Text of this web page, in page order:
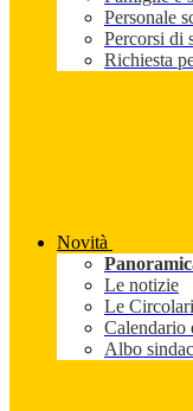
Personale
Percorsi di
Richiesta
Novità
Le notizie
Le Circolari
Calendario
Albo